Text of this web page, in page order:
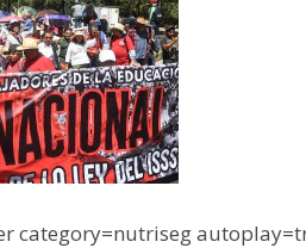
category=nutriseg